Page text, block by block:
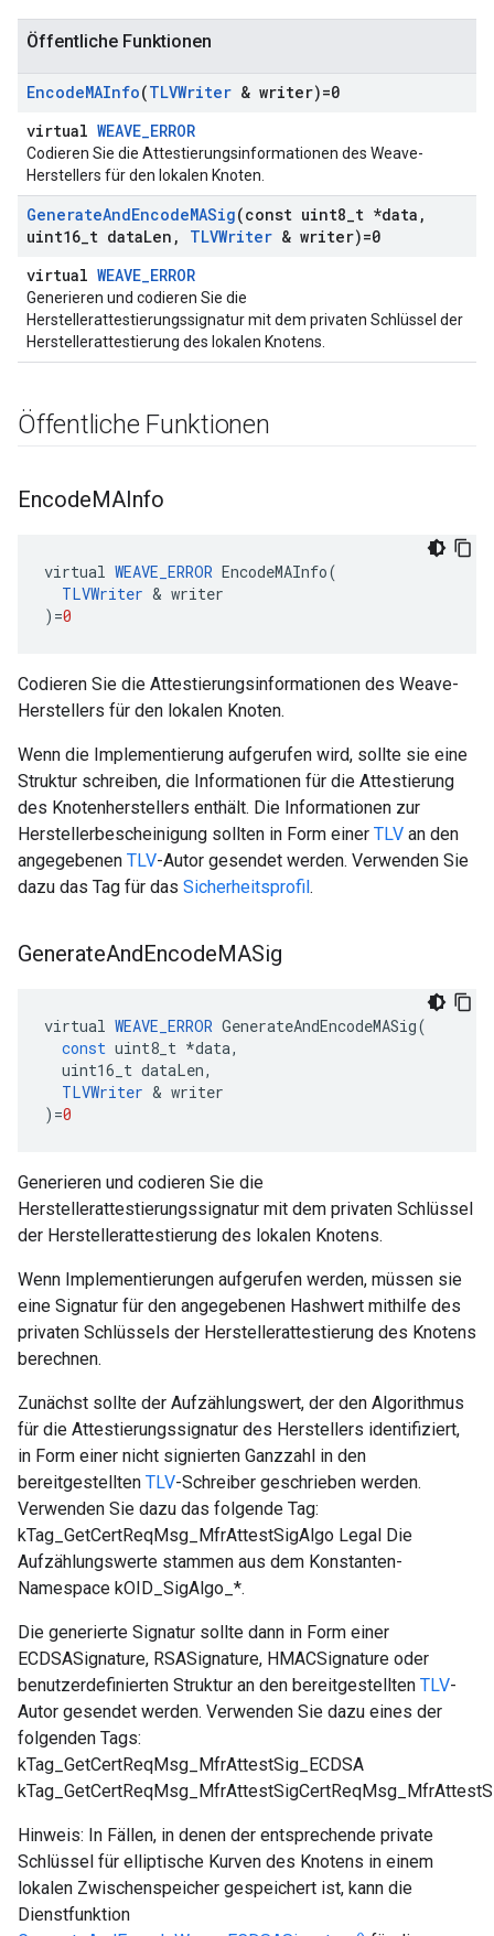
Öffentliche Funktionen
EncodeMAInfo(TLVWriter & writer)=0
virtual WEAVE_ERROR
Codieren Sie die Attestierungsinformationen des Weave-
Herstellers für den lokalen Knoten.
GenerateAndEncodeMASig(const uint8 t *data ,
uint16 t dataLen , TLVWriter & writer)=0
virtual WEAVE_ERROR
Generieren und codieren Sie die
Herstellerattestierungssignatur mit dem privaten Schlüssel der
Herstellerattestierung des lokalen Knotens.
Öffentliche Funktionen
EncodeMAInfo
virtual WEAVE_ERROR EncodeMAInfo(
TLVWriter & writer
) =0
Codieren Sie die Attestierungsinformationen des Weave-
Herstellers für den lokalen Knoten.
Wenn die Implementierung aufgerufen wird, sollte sie eine
Struktur schreiben, die Informationen für die Attestierung
des Knotenherstellers enthält. Die Informationen zur
Herstellerbescheinigung sollten in Form einer TLV an den
angegebenen TLV-Autor gesendet werden. Verwenden Sie
dazu das Tag für das Sicherheitsprofil.
GenerateAndEncodeMASig
virtual WEAVE_ERROR GenerateAndEncodeMASig(
const uint8_t *data,
uint16_t dataLen,
TLVWriter & writer
) =0
Generieren und codieren Sie die
Herstellerattestierungssignatur mit dem privaten Schlüssel
der Herstellerattestierung des lokalen Knotens.
Wenn Implementierungen aufgerufen werden, müssen sie
eine Signatur für den angegebenen Hashwert mithilfe des
privaten Schlüssels der Herstellerattestierung des Knotens
berechnen.
Zunächst sollte der Aufzählungswert, der den Algorithmus
für die Attestierungssignatur des Herstellers identifiziert,
in Form einer nicht signierten Ganzzahl in den
bereitgestellten TLV-Schreiber geschrieben werden.
Verwenden Sie dazu das folgende Tag:
kTag_GetCertReqMsg_MfrAttestSigAlgo Legal Die
Aufzählungswerte stammen aus dem Konstanten-
Namespace kOID_SigAlgo_*.
Die generierte Signatur sollte dann in Form einer
ECDSASignature, RSASignature, HMACSignature oder
benutzerdefinierten Struktur an den bereitgestellten TLV-
Autor gesendet werden. Verwenden Sie dazu eines der
folgenden Tags:
kTag_GetCertReqMsg_MfrAttestSig_ECDSA
Hinweis: In Fällen, in denen der entsprechende private
Schlüssel für elliptische Kurven des Knotens in einem
lokalen Zwischenspeicher gespeichert ist, kann die
Dienstfunktion